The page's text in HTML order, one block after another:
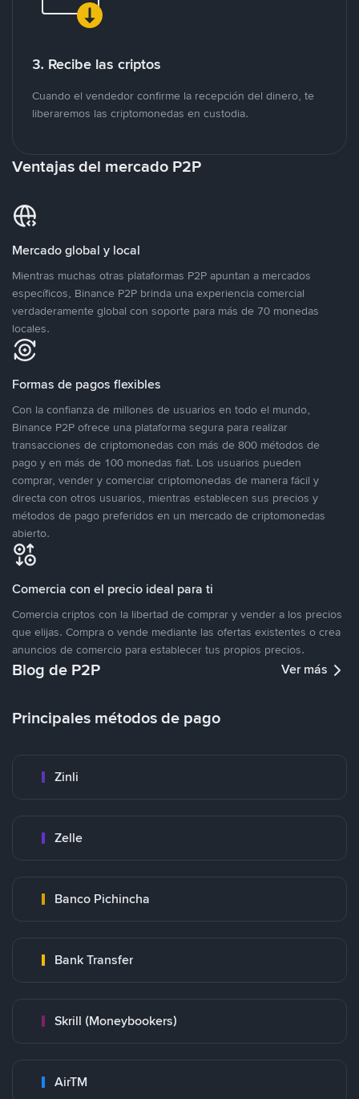
3. Recibe las criptos
Cuando el vendedor confirme la recepción del dinero, te
liberaremos las criptomonedas en custodia.
Ventajas del mercado P2P
Mercado global y local
Mientras muchas otras plataformas P2P apuntan a mercados
específicos, Binance P2P brinda una experiencia comercial
verdaderamente global con soporte para más de 70 monedas
locales.
Formas de pagos flexibles
Con la confianza de millones de usuarios en todo el mundo,
Binance P2P ofrece una plataforma segura para realizar
transacciones de criptomonedas con más de 800 métodos de
pago y en más de 100 monedas fiat. Los usuarios pueden
comprar, vender y comerciar criptomonedas de manera fácil y
directa con otros usuarios, mientras establecen sus precios y
métodos de pago preferidos en un mercado de criptomonedas
abierto.
Comercia con el precio ideal para ti
Comercia criptos con la libertad de comprar y vender a los precios
que elijas. Compra o vende mediante las ofertas existentes o crea
anuncios de comercio para establecer tus propios precios.
Blog de P2P Ver más
Principales métodos de pago
Zinli
Zelle
Banco Pichincha
Bank Transfer
Skrill (Moneybookers)
AirTM